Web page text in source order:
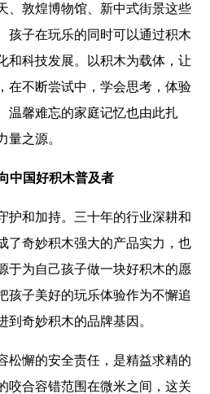
、敦煌博物馆、新中式街景这些
孩子在玩乐的同时可以通过积木
和科技发展。以积木为载体，让
在不断尝试中，学会思考，体验
温馨难忘的家庭记忆也由此扎
量之源。
中国好积木普及者
护和加持。三十年的行业深耕和
了奇妙积木强大的产品实力，也
于为自己孩子做一块好积木的愿
孩子美好的玩乐体验作为不懈追
奇妙积木的品牌基因。
松懈的安全责任，是精益求精的
咬合容错范围在微米之间，这关